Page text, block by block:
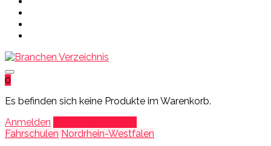
0
Es befinden sich keine Produkte im Warenkorb.
Anmelden
Fahrschulen Nordrhein-Westfalen